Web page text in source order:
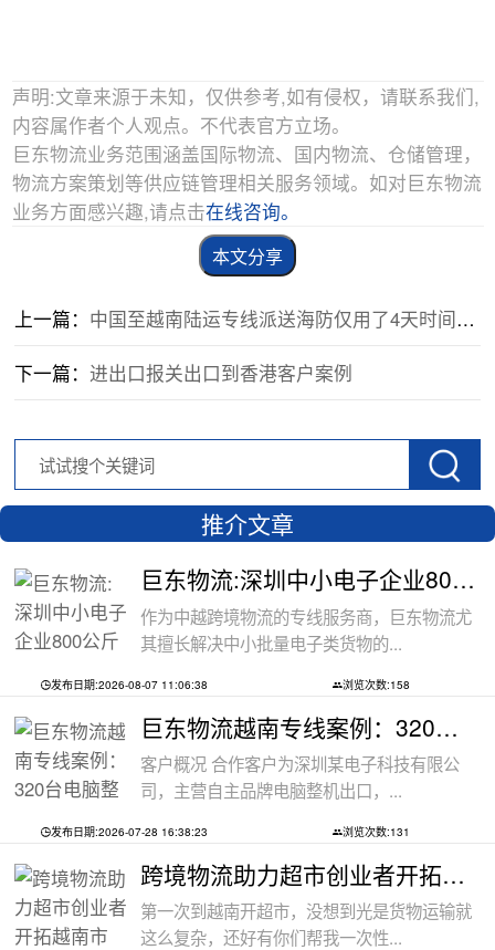
声明:文章来源于未知，仅供参考,如有侵权，请联系我们,
内容属作者个人观点。不代表官方立场。
巨东物流业务范围涵盖国际物流、国内物流、仓储管理，
物流方案策划等供应链管理相关服务领域。如对巨东物流
业务方面感兴趣,请点击在线咨询。
本文分享
上一篇： 中国至越南陆运专线派送海防仅用了4天时间,客户
下一篇：进出口报关出口到香港客户案例
推介文章
巨东物流:深圳中小电子企业800公斤配件出
作为中越跨境物流的专线服务商，巨东物流尤
其擅长解决中小批量电子类货物的...
发布日期:2026-08-07 11:06:38 浏览次数:158
巨东物流越南专线案例：320台电脑整机
客户概况 合作客户为深圳某电子科技有限公
司，主营自主品牌电脑整机出口，...
发布日期:2026-07-28 16:38:23 浏览次数:131
跨境物流助力超市创业者开拓越南市场：
第一次到越南开超市，没想到光是货物运输就
这么复杂，还好有你们帮我一次性...